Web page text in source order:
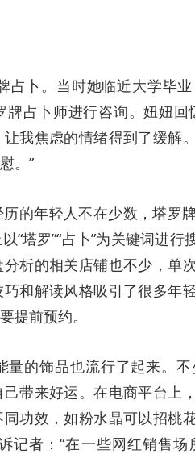
占卜。当时她临近大学毕
占卜师进行咨询。妞妞回
我焦虑的情绪得到了缓解
。”
的年轻人不在少数，塔罗
“塔罗”“占卜”为关键词进
析的相关店铺也不少，单
和解读风格吸引了很多年
提前预约。
量的饰品也流行了起来。
带来好运。在电商平台上
功效，如粉水晶可以招桃
记者：“在一些网红销售